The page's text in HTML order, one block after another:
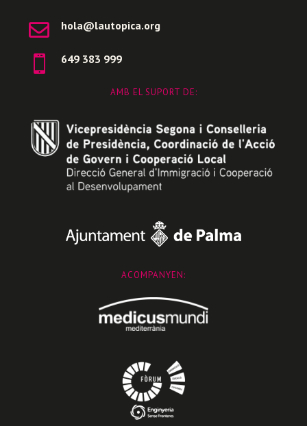
 hola@lautopica.org
 649 383 999
AMB EL SUPORT DE:
ACOMPANYEN: